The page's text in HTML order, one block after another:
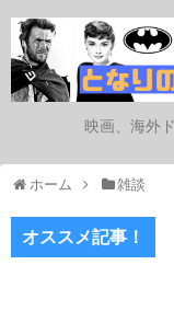
映画、海外
ホーム 雑談
オススメ記事！